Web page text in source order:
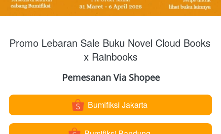
Promo Lebaran Sale Buku Novel Cloud Books
x Rainbooks
Pemesanan Via Shopee
` Bumifiksi Jakarta